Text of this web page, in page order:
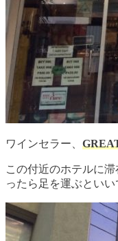
ワインセラー、
この付近のホテルに
ったら足を運ぶといい